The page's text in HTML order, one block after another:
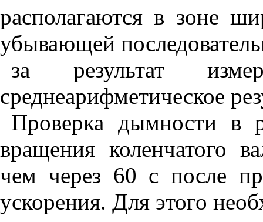
располагаются в зоне
убывающей
за результат
среднеарифметическое
Проверка дымности в
вращения коленчатого
чем через 60 с после
ускорения. Для этого